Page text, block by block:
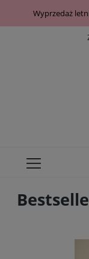
Wyprzedaż